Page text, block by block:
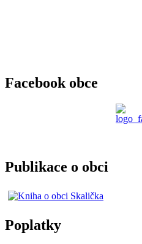
Facebook obce
Publikace o obci
Poplatky